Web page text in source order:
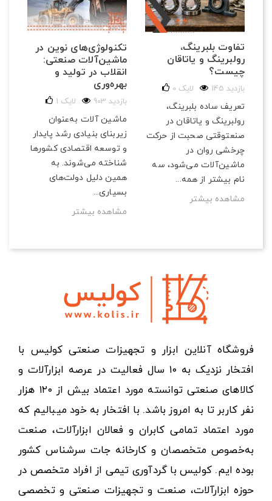
تکنولوژی‌های نوین در
ماشین‌آلات صنعتی:
انقلاب در تولید و
بهره‌وری
903 بازدید 1 لایک
ماشین آلات به‌عنوان
زیربنای بنیادی رشد پایدار
و توسعه اقتصادی کشورها
شناخته می‌شوند. به
همین دلیل دولت‌های
بسیاری...
مشاهده بیشتر
تفاوت بلبرینگ،
رولبرینگ و یاتاقان
چیست؟
145 بازدید 0 لایک
تعریف ساده بلبرینگ،
رولبرینگ و یاتاقان در
صنعتوقتی صحبت از حرکت
چرخشی روان در
ماشین‌آلات می‌شود، سه
نام بیشتر از همه...
مشاهده بیشتر
فروشگاه آنلاین ابزار و تجهیزات صنعتی کولیس با
افتخار نزدیک به ۱۰ سال فعالیت در عرصه ابزارآلات و
کالاهای صنعتی توانسته مورد اعتماد بیش از ۱۲۰ هزار
نفر کاربر تا به امروز باشد. با افتخار به خود میبالیم که
مورد اعتماد تمامی کابران و فعالان ابزارآلات، صنعت
به‌خصوص متخصصان و کارخانه جات سرشناس کشور
بوده ایم. کولیس با گردآوری تیمی از افراد متخصص در
حوزه ابزارآلات، صنعت و تجهیزات صنعتی و تخصصی